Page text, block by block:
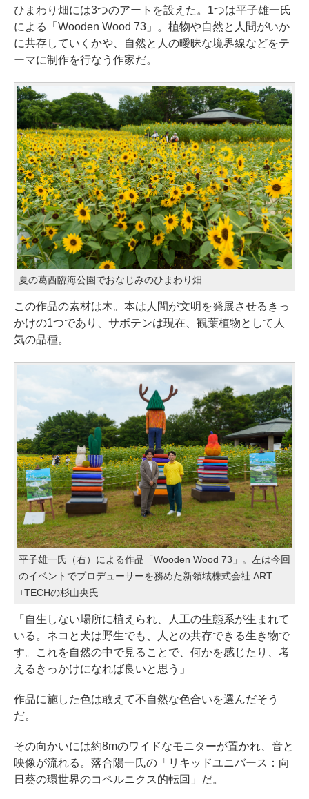
ひまわり畑には3つのアートを設えた。1つは平子雄一氏
による「Wooden Wood 73」。植物や自然と人間がいか
に共存していくかや、自然と人の曖昧な境界線などをテ
ーマに制作を行なう作家だ。
夏の葛西臨海公園でおなじみのひまわり畑
この作品の素材は木。本は人間が文明を発展させるきっ
かけの1つであり、サボテンは現在、観葉植物として人
気の品種。
平子雄一氏（右）による作品「Wooden Wood 73」。左は今回
のイベントでプロデューサーを務めた新領域株式会社 ART
+TECHの杉山央氏
「自生しない場所に植えられ、人工の生態系が生まれて
いる。ネコと犬は野生でも、人との共存できる生き物で
す。これを自然の中で見ることで、何かを感じたり、考
えるきっかけになれば良いと思う」
作品に施した色は敢えて不自然な色合いを選んだそう
だ。
その向かいには約8mのワイドなモニターが置かれ、音と
映像が流れる。落合陽一氏の「リキッドユニバース：向
日葵の環世界のコペルニクス的転回」だ。